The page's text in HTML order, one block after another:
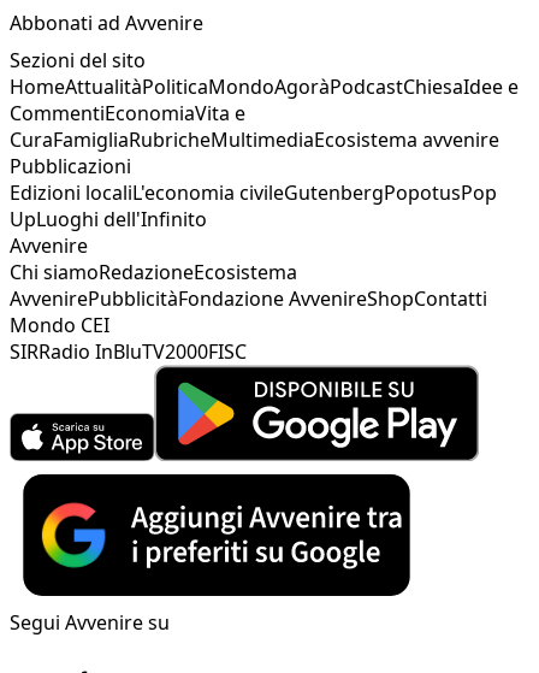
Abbonati ad Avvenire
Sezioni del sito
HomeAttualitàPoliticaMondoAgoràPodcastChiesaIdee e
CommentiEconomiaVita e
CuraFamigliaRubricheMultimediaEcosistema avvenire
Pubblicazioni
Edizioni localiL'economia civileGutenbergPopotusPop
UpLuoghi dell'Infinito
Avvenire
Chi siamoRedazioneEcosistema
AvvenirePubblicitàFondazione AvvenireShopContatti
Mondo CEI
SIRRadio InBluTV2000FISC
Segui Avvenire su